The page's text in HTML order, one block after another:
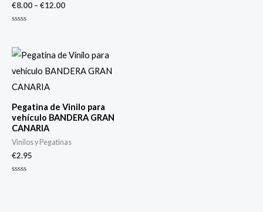
€8.00 – €12.00
de
5
Pegatina de Vinilo para
vehículo BANDERA GRAN
CANARIA
Vinilos y Pegatinas
€2.95